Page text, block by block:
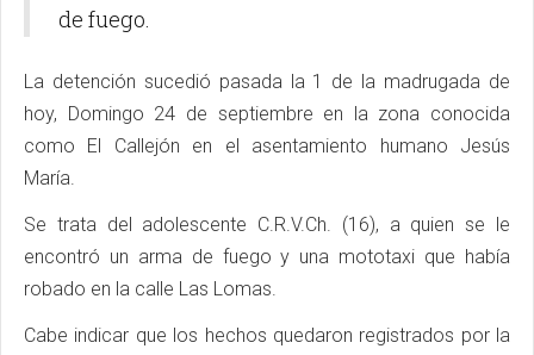
de fuego.
La detención sucedió pasada la 1 de la madrugada de
hoy, Domingo 24 de septiembre en la zona conocida
como El Callejón en el asentamiento humano Jesús
María.
Se trata del adolescente C.R.V.Ch. (16), a quien se le
encontró un arma de fuego y una mototaxi que había
robado en la calle Las Lomas.
Cabe indicar que los hechos quedaron registrados por la